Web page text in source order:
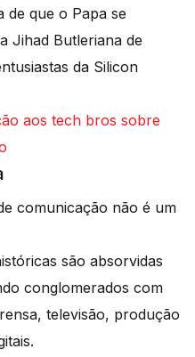
de que o Papa se
Jihad Butleriana de
da Silicon
aos tech bros sobre
comunicação não é um
são absorvidas
conglomerados com
televisão, produção